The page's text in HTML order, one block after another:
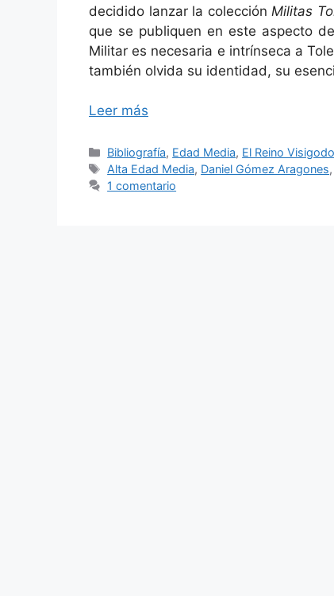
decidido lanzar la colección Militas
que se publiquen en este aspecto
Militar es necesaria e intrínseca a
también olvida su identidad, su
Leer más
Categorías
Bibliografía, Edad Media, El Reino Visigodo
Etiquetas
Alta Edad Media, Daniel Gómez Aragones,
1 comentario